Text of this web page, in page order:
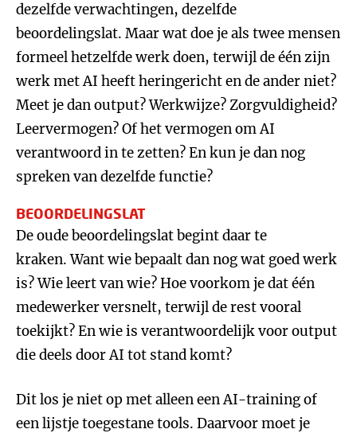
dezelfde verwachtingen, dezelfde
beoordelingslat. Maar wat doe je als twee mensen
formeel hetzelfde werk doen, terwijl de één zijn
werk met AI heeft heringericht en de ander niet?
Meet je dan output? Werkwijze? Zorgvuldigheid?
Leervermogen? Of het vermogen om AI
verantwoord in te zetten? En kun je dan nog
spreken van dezelfde functie?
BEOORDELINGSLAT
De oude beoordelingslat begint daar te
kraken. Want wie bepaalt dan nog wat goed werk
is? Wie leert van wie? Hoe voorkom je dat één
medewerker versnelt, terwijl de rest vooral
toekijkt? En wie is verantwoordelijk voor output
die deels door AI tot stand komt?
Dit los je niet op met alleen een AI-training of
een lijstje toegestane tools. Daarvoor moet je